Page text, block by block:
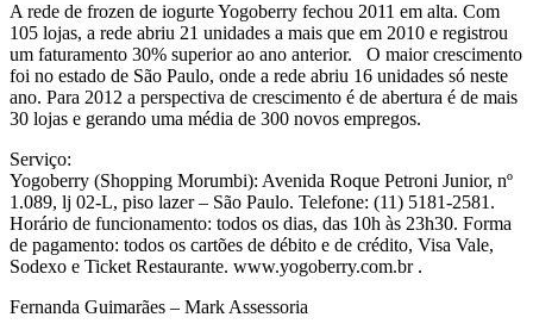
A rede de frozen de iogurte Yogoberry fechou 2011 em alta. Com
105 lojas, a rede abriu 21 unidades a mais que em 2010 e registrou
um faturamento 30% superior ao ano anterior. O maior crescimento
foi no estado de São Paulo, onde a rede abriu 16 unidades só neste
ano. Para 2012 a perspectiva de crescimento é de abertura é de mais
30 lojas e gerando uma média de 300 novos empregos.
Serviço:
Yogoberry (Shopping Morumbi): Avenida Roque Petroni Junior, nº
1.089, lj 02-L, piso lazer – São Paulo. Telefone: (11) 5181-2581.
Horário de funcionamento: todos os dias, das 10h às 23h30. Forma
de pagamento: todos os cartões de débito e de crédito, Visa Vale,
Sodexo e Ticket Restaurante. www.yogoberry.com.br .
Fernanda Guimarães – Mark Assessoria